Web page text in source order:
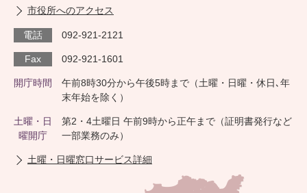
市役所へのアクセス
電話 092-921-2121
Fax 092-921-1601
開庁時間
午前8時30分から午後5時まで（土曜・日曜・休日､年
末年始を除く）
土曜・日
曜開庁
第2・4土曜日 午前9時から正午まで（証明書発行など
一部業務のみ）
土曜・日曜窓口サービス詳細